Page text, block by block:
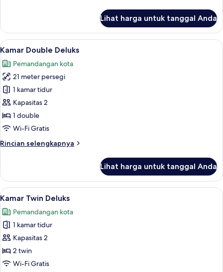
Kamar
Double
Eksekutif
Lihat harga untuk tanggal Anda
Lihat
semua
foto
untuk
Kamar
Double
Deluks
Kamar Double Deluks | Minibar,
3
Kamar Double Deluks
Pemandangan kota
21 meter persegi
1 kamar tidur
Kapasitas 2
1 double
Wi-Fi Gratis
Rincian selengkapnya
Rincian
Kamar
Double
Deluks
Lihat harga untuk tanggal Anda
Lihat
semua
foto
untuk
Kamar
Twin
Deluks
Kamar Twin Deluks | Minibar,
3
Kamar Twin Deluks
Pemandangan kota
1 kamar tidur
Kapasitas 2
2 twin
Wi-Fi Gratis